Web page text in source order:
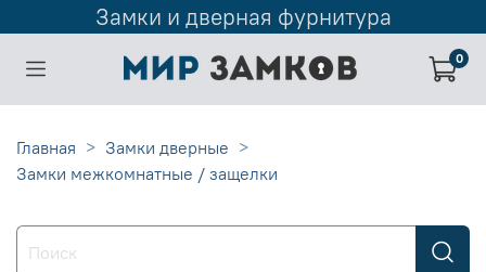
Замки и дверная фурнитура
0
Главная
Замки дверные
Замки межкомнатные / защелки